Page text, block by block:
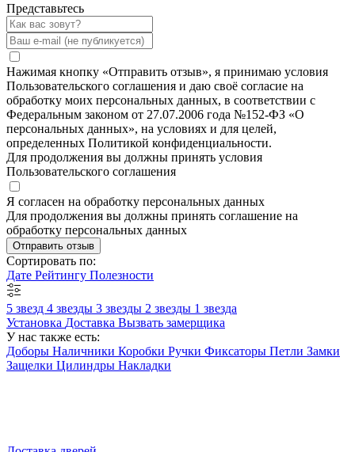
Представьтесь
Нажимая кнопку «Отправить отзыв», я принимаю условия
Пользовательского соглашения и даю своё согласие на
обработку моих персональных данных, в соответствии с
Федеральным законом от 27.07.2006 года №152-ФЗ «О
персональных данных», на условиях и для целей,
определенных Политикой конфиденциальности.
Для продолжения вы должны принять условия
Пользовательского соглашения
Я согласен на обработку персональных данных
Для продолжения вы должны принять соглашение на
обработку персональных данных
Отправить отзыв
Сортировать по:
Дате Рейтингу Полезности
5 звезд 4 звезды 3 звезды 2 звезды 1 звезда
Установка Доставка Вызвать замерщика
У нас также есть:
Доборы Наличники Коробки Ручки Фиксаторы Петли Замки
Защелки Цилиндры Накладки